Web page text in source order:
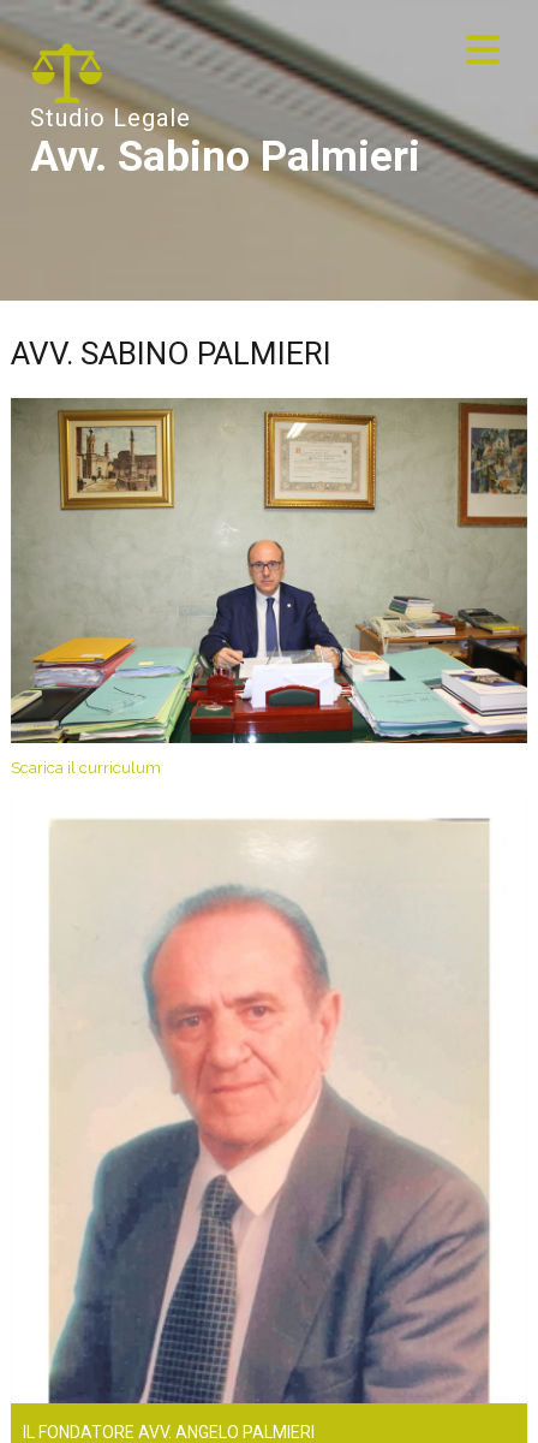
Studio Legale
Avv. Sabino Palmieri
AVV. SABINO PALMIERI
Scarica il curriculum
IL FONDATORE AVV. ANGELO PALMIERI